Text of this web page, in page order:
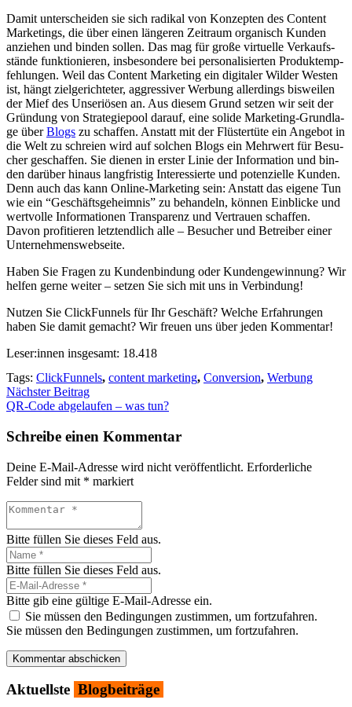
Damit unter­schei­den sie sich radi­kal von Kon­zep­ten des Con­tent
Mar­ke­tings, die über einen län­ge­ren Zeit­raum orga­nisch Kun­den
anzie­hen und bin­den sol­len. Das mag für gro­ße vir­tu­el­le Ver­kaufs­
stän­de funk­tio­nie­ren, ins­be­son­de­re bei per­so­na­li­sier­ten Pro­dukt­emp­
feh­lun­gen. Weil das Con­tent Mar­ke­ting ein digi­ta­ler Wil­der Wes­ten
ist, hängt ziel­ge­rich­te­ter, aggres­si­ver Wer­bung aller­dings bis­wei­len
der Mief des Unse­riö­sen an. Aus die­sem Grund set­zen wir seit der
Grün­dung von Stra­te­gie­pool dar­auf, eine soli­de Mar­ke­ting-Grund­la­
ge überBlogs zu schaf­fen. Anstatt mit der Flüs­ter­tü­te ein Ange­bot in
die Welt zu schrei­en wird auf sol­chen Blogs ein Mehr­wert für Besu­
cher geschaf­fen. Sie die­nen in ers­ter Linie der Infor­ma­ti­on und bin­
den dar­über hin­aus lang­fris­tig Inter­es­sier­te und poten­zi­el­le Kun­den.
Denn auch das kann Online-Mar­ke­ting sein: Anstatt das eige­ne Tun
wie ein “Geschäfts­ge­heim­nis” zu behan­deln, kön­nen Ein­bli­cke und
wert­vol­le Infor­ma­tio­nen Trans­pa­renz und Ver­trau­en schaf­fen.
Davon pro­fi­tie­ren letzt­end­lich alle – Besu­cher und Betrei­ber einer
Unter­neh­mens­web­sei­te.
Haben Sie Fra­gen zu Kun­den­bin­dung oder Kun­den­ge­win­nung? Wir
hel­fen ger­ne wei­ter – set­zen Sie sich mit uns in Ver­bin­dung!
Nut­zen Sie Click­Fun­nels für Ihr Geschäft? Wel­che Erfah­run­gen
haben Sie damit gemacht? Wir freu­en uns über jeden Kom­men­tar!
Leser:innen ins­ge­samt: 18.418
Tags: ClickFunnels, content marketing, Conversion, Werbung
Nächster Beitrag
QR-Code abge­lau­fen – was tun?
Schreibe einen Kommentar
Deine E-Mail-Adresse wird nicht veröffentlicht. Erforderliche
Felder sind mit * markiert
Bitte füllen Sie dieses Feld aus.
Bitte füllen Sie dieses Feld aus.
Bitte gib eine gültige E-Mail-Adresse ein.
Sie müssen den Bedingungen zustimmen, um fortzufahren.
Sie müssen den Bedingungen zustimmen, um fortzufahren.
Kommentar abschicken
Aktu­ells­te Blog­bei­trä­ge